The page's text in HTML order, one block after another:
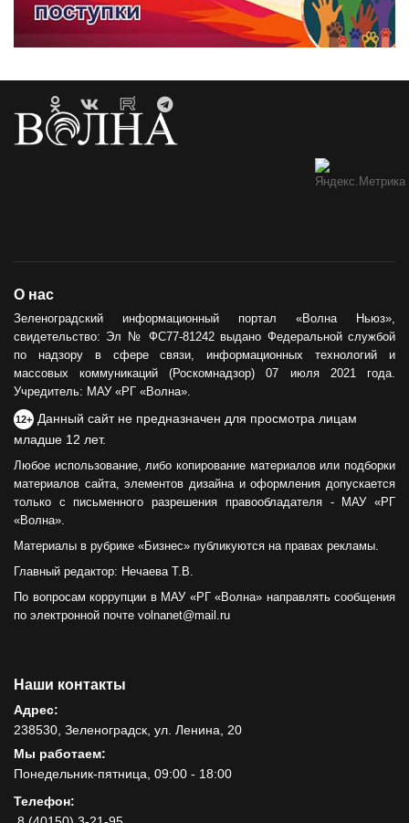
О нас
Зеленоградский информационный портал «Волна Ньюз»,
свидетельство: Эл № ФС77-81242 выдано Федеральной службой
по надзору в сфере связи, информационных технологий и
массовых коммуникаций (Роскомнадзор) 07 июля 2021 года.
Учредитель: МАУ «РГ «Волна».
12+ Данный сайт не предназначен для просмотра лицам
младше 12 лет.
Любое использование, либо копирование материалов или подборки
материалов сайта, элементов дизайна и оформления допускается
только с письменного разрешения правообладателя - МАУ «РГ
«Волна».
Материалы в рубрике «Бизнес» публикуются на правах рекламы.
Главный редактор: Нечаева Т.В.
По вопросам коррупции в МАУ «РГ «Волна» направлять сообщения
по электронной почте volnanet@mail.ru
Наши контакты
Адрес:
238530, Зеленоградск, ул. Ленина, 20
Мы работаем:
Понедельник-пятница, 09:00 - 18:00
Телефон: